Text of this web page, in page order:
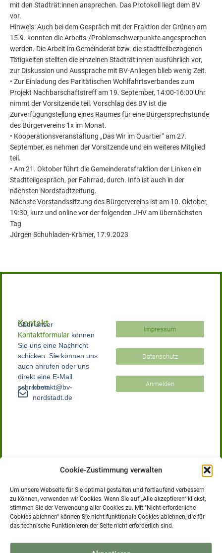
Cookie-Zustimmung verwalten
Um unsere Webseite für Sie optimal gestalten und fortlaufend verbessern
zu können, verwenden wir Cookies. Wenn Sie auf „Alle akzeptieren“ klickst,
stimmen Sie der Verwendung aller Cookies zu. Mit "Nicht erforderliche
Cookies ablehnen" können Sie nicht funktionale Cookies ablehnen, die für
das technische Funktionieren der Seite nicht erforderlich sind.
mit den Stadträt:innen ansprechen. Das Protokoll liegt dem BV
vor.
Hinweis: Auch bei dem Gespräch mit der Fraktion der Grünen am
15.9. konnten die Arbeits-/Problemschwerpunkte angesprochen
werden. Die Arbeit im Gemeinderat bzw. die stadtteilbezogenen
Tätigkeiten stellten die einzelnen Stadträt:innen ausführlich vor,
zur Diskussion und Aussprache mit BV-Anliegen blieb wenig Zeit.
• Zur Einladung des Paritätischen Wohlfahrtsverbandes zum
Projekt Nachbarschaftstreff am 19. September, 14:00-16:00 Uhr
nimmt der Vorsitzende teil. Vorschlag des BV ist die
Zurverfügungstellung eines Raumes für eine Bürgersprechstunde
des Bürgervereins 1x im Monat.
• Kooperationsveranstaltung „Das Wir im Quartier“ am 27.
September, es nehmen der Vorsitzende und ein weiteres Mitglied
teil.
• Am 21. Oktober führt die Gemeinderatsfraktion der Linken ein
Stadtteilgespräch, per Fahrrad, durch. Info ist auch in der
nächsten Nordstadtzeitung.
Nächste Vorstandssitzung des Bürgervereins ist am 10. Oktober,
19:30, kurz und online vor der folgenden JHV am übernächsten
Tag
Jürgen Schuhladen-Krämer, 17.9.2023
Bürgerverein Nordstadt e.V.
Der Bürgerverein Nordstadt e.V. versteht sich als Bindeglied
Stadtverwaltung. Wir sehen es als unsere Aufgabe an, sich mit
Kontakt
Über unser
Kontaktformular können
Sie uns eine Nachricht
schicken. Sie können uns
auch anrufen oder uns
direkt eine E-Mail
schreiben.
kontakt@bv-
nordstadt.de
Impressum
Datenschutz
Anmelden